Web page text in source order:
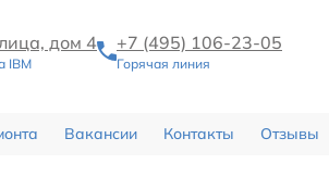
дом 4
IBM
+7 (495) 106-23-05
Горячая линия
Вакансии Контакты Отзывы